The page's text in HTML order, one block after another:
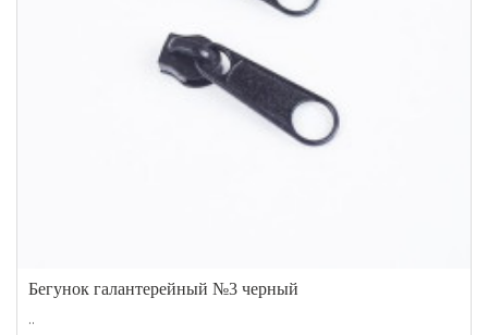
Бегунок галантерейный №3 черный
..